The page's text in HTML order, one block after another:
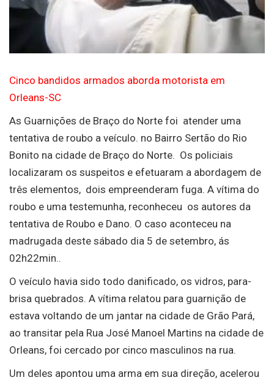
Cinco bandidos armados aborda motorista em
Orleans-SC
As Guarnições de Braço do Norte foi atender uma
tentativa de roubo a veículo. no Bairro Sertão do Rio
Bonito na cidade de Braço do Norte. Os policiais
localizaram os suspeitos e efetuaram a abordagem de
três elementos, dois empreenderam fuga. A vítima do
roubo e uma testemunha, reconheceu os autores da
tentativa de Roubo e Dano. O caso aconteceu na
madrugada deste sábado dia 5 de setembro, ás
02h22min..
O veículo havia sido todo danificado, os vidros, para-
brisa quebrados. A vítima relatou para guarnição de
estava voltando de um jantar na cidade de Grão Pará,
ao transitar pela Rua José Manoel Martins na cidade de
Orleans, foi cercado por cinco masculinos na rua.
Um deles apontou uma arma em sua direção, acelerou